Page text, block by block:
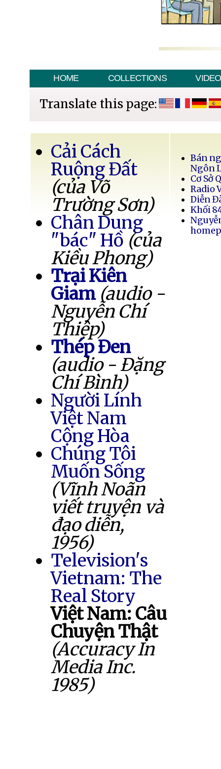
HOME COLLECTIONS VIDEO
Translate this page:
Cải Cách
Ruộng Đất
(của Võ
Trường Sơn)
Chân Dung
"bác" Hồ (của
Kiều Phong)
Trại Kiên
Giam (audio -
Nguyễn Chí
Thiệp)
Thép Đen
(audio - Đặng
Chí Bình)
Người Lính
Việt Nam
Cộng Hòa
Chúng Tôi
Muốn Sống
(Vĩnh Noãn
viết truyện và
đạo diễn,
1956)
Television's
Vietnam: The
Real Story
Việt Nam: Câu
Chuyện Thật
(Accuracy In
Media Inc.
1985)
Bán
Ngôn
Cơ Sở
Radio
Diễn
Khối